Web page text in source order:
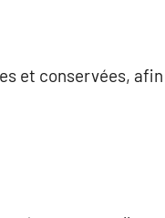
et conservées,